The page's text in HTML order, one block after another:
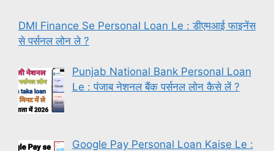
DMI Finance Se Personal Loan Le : डीएमआई फाइनेंस
से पर्सनल लोन ले ?
Punjab National Bank Personal Loan
Le : पंजाब नेशनल बैंक पर्सनल लोन कैसे लें ?
Google Pay Personal Loan Kaise Le :